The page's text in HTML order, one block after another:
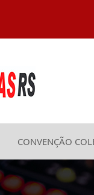
CONVENÇÃO